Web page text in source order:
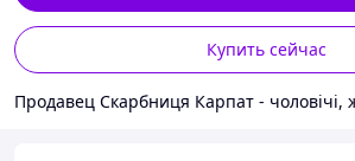
Купить сейчас